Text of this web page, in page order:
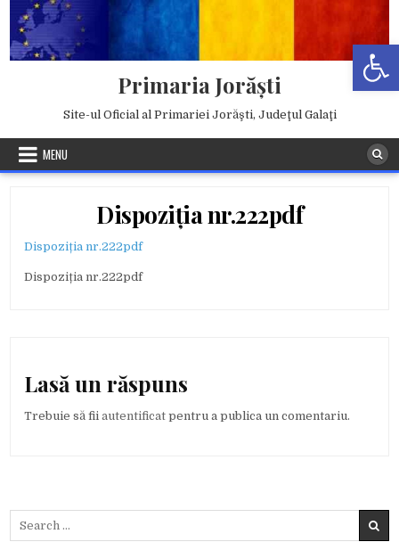
content
Primaria Jorăşti
Site-ul Oficial al Primariei Jorăşti, Judeţul Galaţi
MENU
Dispoziția nr.222pdf
Dispoziția nr.222pdf
Dispoziția nr.222pdf
Lasă un răspuns
Trebuie să fiiautentificat pentru a publica un comentariu.